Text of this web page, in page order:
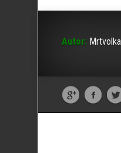
Autor: Mrtvolka